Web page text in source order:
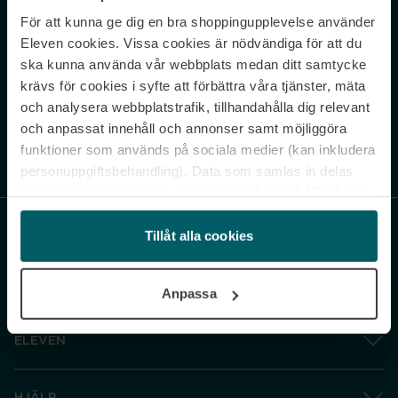
För att kunna ge dig en bra shoppingupplevelse använder
Eleven cookies. Vissa cookies är nödvändiga för att du
ska kunna använda vår webbplats medan ditt samtycke
krävs för cookies i syfte att förbättra våra tjänster, mäta
och analysera webbplatstrafik, tillhandahålla dig relevant
och anpassat innehåll och annonser samt möjliggöra
funktioner som används på sociala medier (kan inkludera
personuppgiftsbehandling). Data som samlas in delas
och gå vidare” accepterar du samtliga cookies medan du
under ”Inställningar” kan anpassa användningen av
cookies. Du kan återkalla ditt samtycke när som helst.
Tillåt alla cookies
Anpassa
Never miss a beat.
Sign up to our newsletter.
Genom att prenumerera accepterar du vår Integritetspolicy. Avprenumerera
ELEVEN